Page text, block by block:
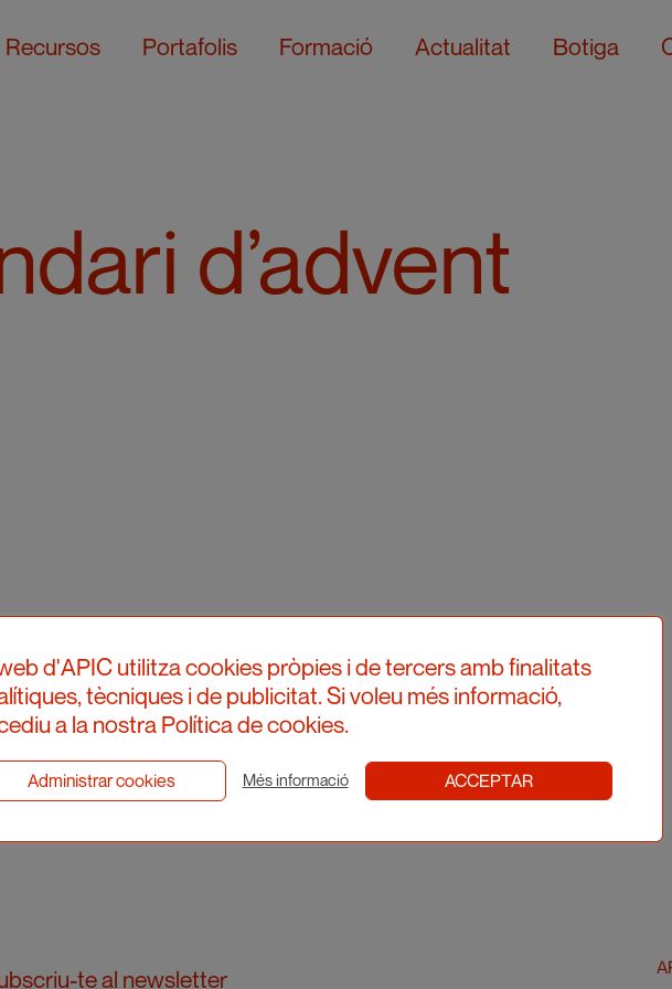
Recursos Portafolis Formació Actualitat Botiga
d’advent
te al newsletter
d'APIC utilitza cookies pròpies i de tercers amb finalitats
tècniques i de publicitat. Si voleu més informació,
a la nostra Política de cookies.
Administrar cookies Més informació ACCEPTAR